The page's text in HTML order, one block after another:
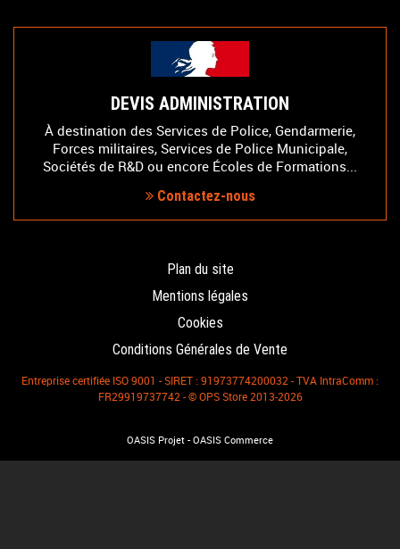
DEVIS ADMINISTRATION
À destination des Services de Police, Gendarmerie,
Forces militaires, Services de Police Municipale,
Sociétés de R&D ou encore Écoles de Formations...
Contactez-nous
Plan du site
Mentions légales
Cookies
Conditions Générales de Vente
Entreprise certifiée ISO 9001 - SIRET : 91973774200032 - TVA IntraComm :
FR29919737742 - © OPS Store 2013-2026
OASIS Projet - OASIS Commerce